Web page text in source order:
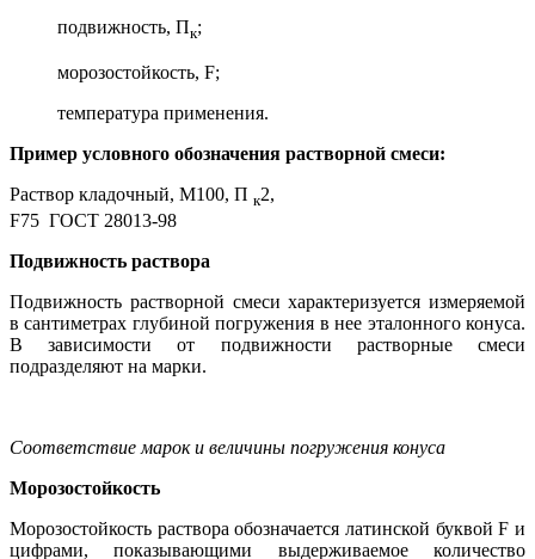
подвижность, Пк;
морозостойкость, F;
температура применения.
Пример условного обозначения растворной смеси:
Раствор кладочный, М100, П к2,
F75 ГОСТ 28013-98
Подвижность раствора
Подвижность растворной смеси характеризуется измеряемой
в сантиметрах глубиной погружения в нее эталонного конуса.
В зависимости от подвижности растворные смеси
подразделяют на марки.
Соответствие марок и величины погружения конуса
Морозостойкость
Морозостойкость раствора обозначается латинской буквой F и
цифрами, показывающими выдерживаемое количество